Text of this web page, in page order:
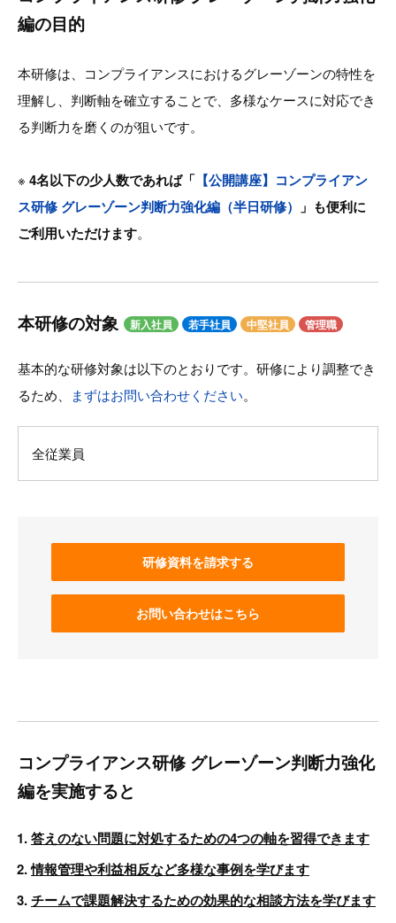
編の目的
本研修は、コンプライアンスにおけるグレーゾーンの特性を
理解し、判断軸を確立することで、多様なケースに対応でき
る判断力を磨くのが狙いです。
※ 4名以下の少人数であれば「 【公開講座】コンプライアン
ス研修 グレーゾーン判断力強化編（半日研修）
」も便利に
ご利用いただけます。
本研修の対象 新入社員 若手社員 中堅社員 管理職
基本的な研修対象は以下のとおりです。研修により調整でき
るため、
まずはお問い合わせください。
全従業員
研修資料を請求する
お問い合わせはこちら
コンプライアンス研修 グレーゾーン判断力強化
編を実施すると
答えのない問題に対処するための4つの軸を習得できます
情報管理や利益相反など多様な事例を学びます
チームで課題解決するための効果的な相談方法を学びます